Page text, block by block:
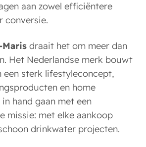
aan zowel efficiëntere
conversie.
draait het om meer dan
Het Nederlandse merk bouwt
een sterk lifestyleconcept,
en home
hand gaan met een
missie: met elke aankoop
drinkwater projecten.